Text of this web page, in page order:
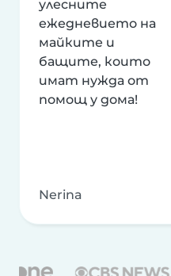
улесните
ежедневието на
майките и
бащите, които
имат нужда от
помощ у дома!
Nerina